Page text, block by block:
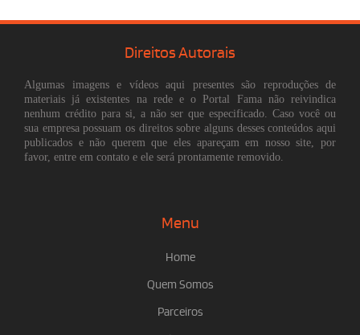
Direitos Autorais
Algumas imagens e vídeos aqui presentes são reproduções de
materiais já existentes na rede e o Portal Fama não reivindica
nenhum crédito para si, a não ser que especificado. Caso você ou
sua empresa possuam os direitos sobre alguns desses conteúdos aqui
publicados e não querem que eles apareçam em nosso site, por
favor, entre em contato e ele será prontamente removido.
Menu
Home
Quem Somos
Parceiros